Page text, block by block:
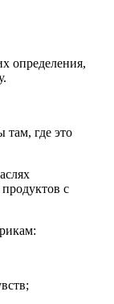
определения,
там, где это
с